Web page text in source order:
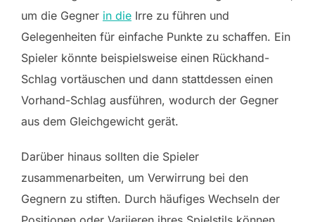
um die Gegner in die Irre zu führen und
Gelegenheiten für einfache Punkte zu schaffen. Ein
Spieler könnte beispielsweise einen Rückhand-
Schlag vortäuschen und dann stattdessen einen
Vorhand-Schlag ausführen, wodurch der Gegner
aus dem Gleichgewicht gerät.
Darüber hinaus sollten die Spieler
zusammenarbeiten, um Verwirrung bei den
Gegnern zu stiften. Durch häufiges Wechseln der